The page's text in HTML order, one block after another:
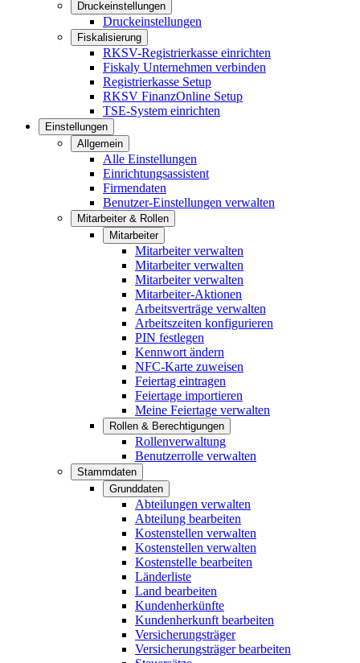
Druckeinstellungen
Druckeinstellungen
Fiskalisierung
RKSV-Registrierkasse einrichten
Fiskaly Unternehmen verbinden
Registrierkasse Setup
RKSV FinanzOnline Setup
TSE-System einrichten
Einstellungen
Allgemein
Alle Einstellungen
Einrichtungsassistent
Firmendaten
Benutzer-Einstellungen verwalten
Mitarbeiter & Rollen
Mitarbeiter
Mitarbeiter verwalten
Mitarbeiter verwalten
Mitarbeiter verwalten
Mitarbeiter-Aktionen
Arbeitsverträge verwalten
Arbeitszeiten konfigurieren
PIN festlegen
Kennwort ändern
NFC-Karte zuweisen
Feiertag eintragen
Feiertage importieren
Meine Feiertage verwalten
Rollen & Berechtigungen
Rollenverwaltung
Benutzerrolle verwalten
Stammdaten
Grunddaten
Abteilungen verwalten
Abteilung bearbeiten
Kostenstellen verwalten
Kostenstellen verwalten
Kostenstelle bearbeiten
Länderliste
Land bearbeiten
Kundenherkünfte
Kundenherkunft bearbeiten
Versicherungsträger
Versicherungsträger bearbeiten